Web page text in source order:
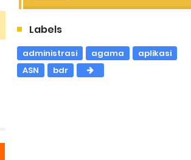
Labels
administrasi agama
aplikasi
ASN
bdr